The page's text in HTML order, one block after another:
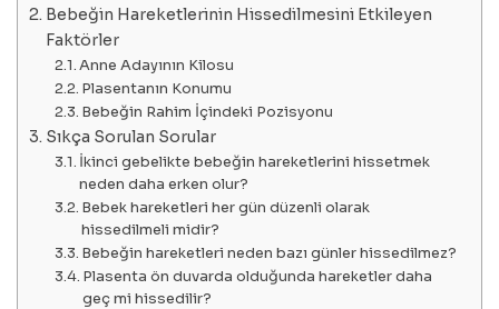
Bebeğin Hareketlerinin Hissedilmesini Etkileyen
Faktörler
Anne Adayının Kilosu
Plasentanın Konumu
Bebeğin Rahim İçindeki Pozisyonu
Sıkça Sorulan Sorular
İkinci gebelikte bebeğin hareketlerini hissetmek
neden daha erken olur?
Bebek hareketleri her gün düzenli olarak
hissedilmeli midir?
Bebeğin hareketleri neden bazı günler hissedilmez?
Plasenta ön duvarda olduğunda hareketler daha
geç mi hissedilir?